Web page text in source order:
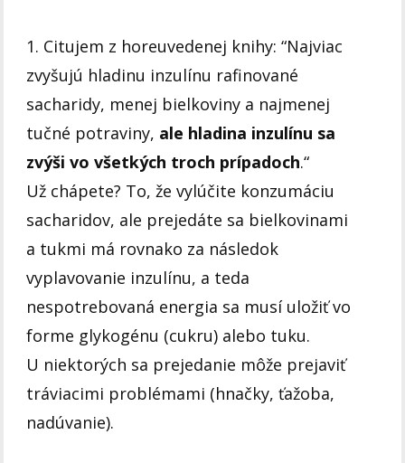
1. Citujem z horeuvedenej knihy: “Najviac
zvyšujú hladinu inzulínu rafinované
sacharidy, menej bielkoviny a najmenej
tučné potraviny, ale hladina inzulínu sa
zvýši vo všetkých troch prípadoch.“
Už chápete? To, že vylúčite konzumáciu
sacharidov, ale prejedáte sa bielkovinami
a tukmi má rovnako za následok
vyplavovanie inzulínu, a teda
nespotrebovaná energia sa musí uložiť vo
forme glykogénu (cukru) alebo tuku.
U niektorých sa prejedanie môže prejaviť
tráviacimi problémami (hnačky, ťažoba,
nadúvanie).